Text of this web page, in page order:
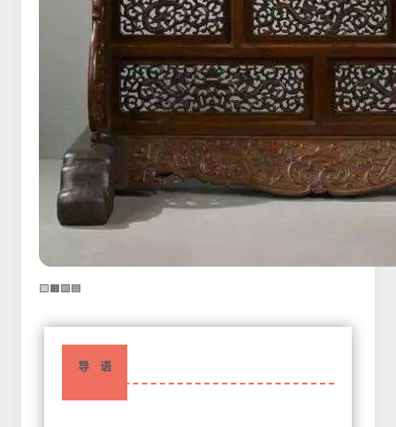
🟨🟧🟩🟦
导 语